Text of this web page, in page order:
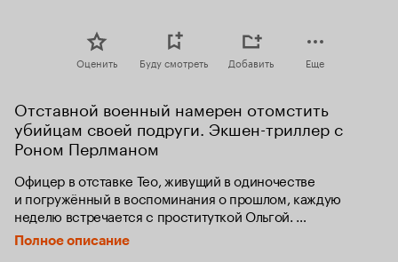
Оценить Буду смотреть Добавить Еще
Отставной военный намерен отомстить
убийцам своей подруги. Экшен-триллер с
Роном Перлманом
Офицер в отставке Тео, живущий в одиночестве
и погружённый в воспоминания о прошлом, каждую
неделю встречается с проституткой Ольгой.
Их беседы — не просто оплаченная услуга, а редкие
моменты искренности и утешения. Однако жизнь
Полное описание